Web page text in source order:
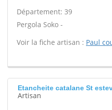
Département: 39
Pergola Soko -
Voir la fiche artisan : Paul
Etancheite catalane St
Artisan